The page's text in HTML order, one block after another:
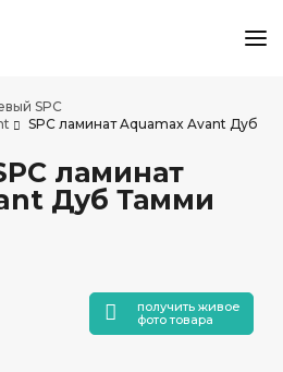
SPC
SPC ламинат Aquamax Avant Дуб
ламинат
Дуб Тамми
получить живое
фото товара